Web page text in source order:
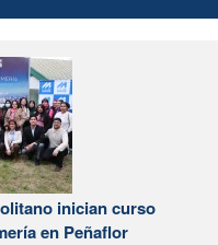
inician curso
en Peñaflor